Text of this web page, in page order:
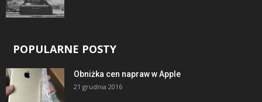
POPULARNE POSTY
Obniżka cen napraw w Apple
21 grudnia 2016